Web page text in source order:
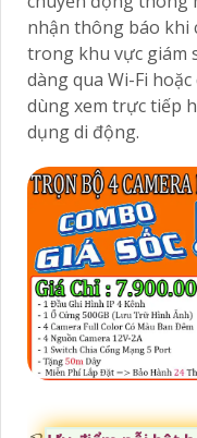
nhận thông báo khi
trong khu vực giám
dàng qua Wi-Fi
dùng xem trực tiếp
dụng di động.